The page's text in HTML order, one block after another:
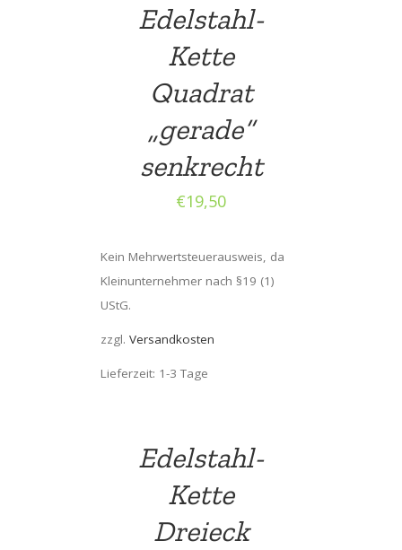
Edelstahl-
Kette
Quadrat
„gerade“
senkrecht
€19,50
Kein Mehrwertsteuerausweis, da
Kleinunternehmer nach §19 (1)
UStG.
zzgl. Versandkosten
Lieferzeit: 1-3 Tage
Edelstahl-
Kette
Dreieck